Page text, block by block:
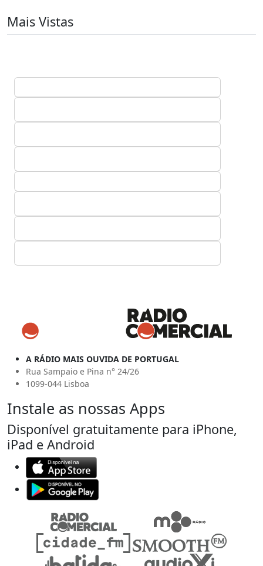
Mais Vistas
A RÁDIO MAIS OUVIDA DE PORTUGAL
Rua Sampaio e Pina n° 24/26
1099-044 Lisboa
Instale as nossas Apps
Disponível gratuitamente para iPhone,
iPad e Android